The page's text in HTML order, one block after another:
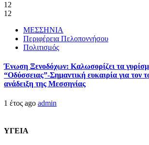
12
12
ΜΕΣΣΗΝΙΑ
Περιφέρεια Πελοποννήσου
Πολιτισμός
Ένωση Ξενοδόχων: Καλωσορίζει τα
“Οδύσσειας”-Σημαντική ευκαιρία για τον
ανάδειξη της Μεσσηνίας
1 έτος ago admin
ΥΓΕΙΑ